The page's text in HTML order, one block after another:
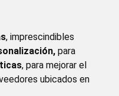
, imprescindibles
para
, para mejorar el
ubicados en